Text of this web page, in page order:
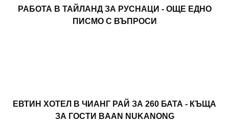
РАБОТА В ТАЙЛАНД ЗА РУСНАЦИ - ОЩЕ ЕДНО
ПИСМО С ВЪПРОСИ
ЕВТИН ХОТЕЛ В ЧИАНГ РАЙ ЗА 260 БАТА - КЪЩА
ЗА ГОСТИ BAAN NUKANONG